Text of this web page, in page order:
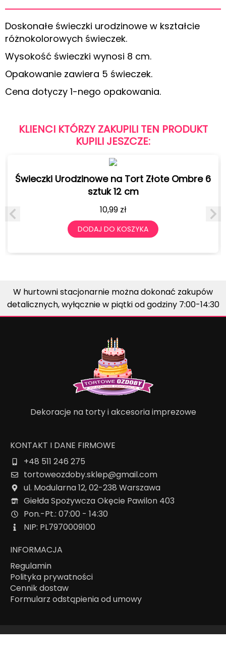
Doskonałe świeczki urodzinowe w kształcie
różnokolorowych świeczek.
Wysokość świeczki wynosi 8 cm.
Opakowanie zawiera 5 świeczek.
Cena dotyczy 1-nego opakowania.
KLIENCI KTÓRZY ZAKUPILI TEN PRODUKT
KUPILI JESZCZE:
Świeczki Urodzinowe na Tort Złote Ombre 6
sztuk 12 cm
10,99 zł
DODAJ DO KOSZYKA
W hurtowni stacjonarnie można dokonać zakupów
detalicznych, wyłącznie w piątki od godziny 7:00-14:30
Dekoracje na torty i akcesoria imprezowe
KONTAKT I DANE FIRMOWE
+48 511 246 275
tortoweozdoby.sklep@gmail.com
ul. Modularna 12, 02-238 Warszawa
Giełda Spożywcza Okęcie Pawilon 403
Pon.-Pt.: 07:00 - 14:30
NIP: PL7970009100
INFORMACJA
Regulamin
Polityka prywatności
Cennik dostaw
Formularz odstąpienia od umowy